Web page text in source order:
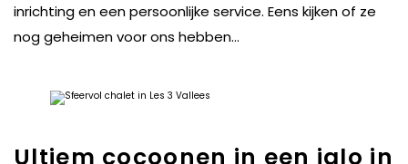
inrichting en een persoonlijke service. Eens kijken of ze
nog geheimen voor ons hebben…
Ultiem cocoonen in een iglo in